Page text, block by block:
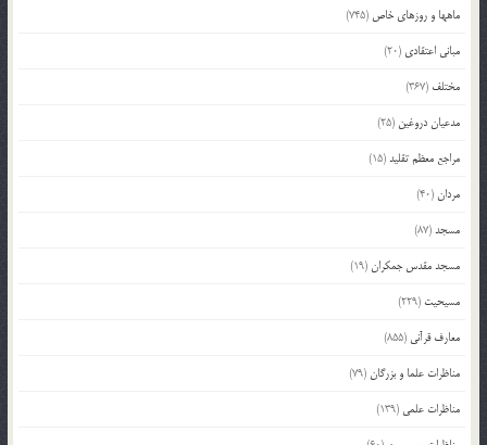
ماهها و روزهای خاص (745)
مبانی اعتقادی (20)
مختلف (367)
مدعیان دروغین (25)
مراجع معظم تقلید(15)
مردان(40)
مسجد(87)
مسجد مقدس جمکران(19)
مسیحیت (229)
معارف قرآنی (855)
مناظرات علما و بزرگان(79)
مناظرات علمی (139)